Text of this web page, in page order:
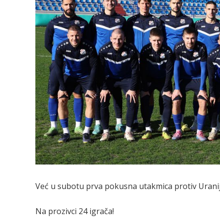
Već u subotu prva pokusna utakmica protiv
Na prozivci 24 igrača!